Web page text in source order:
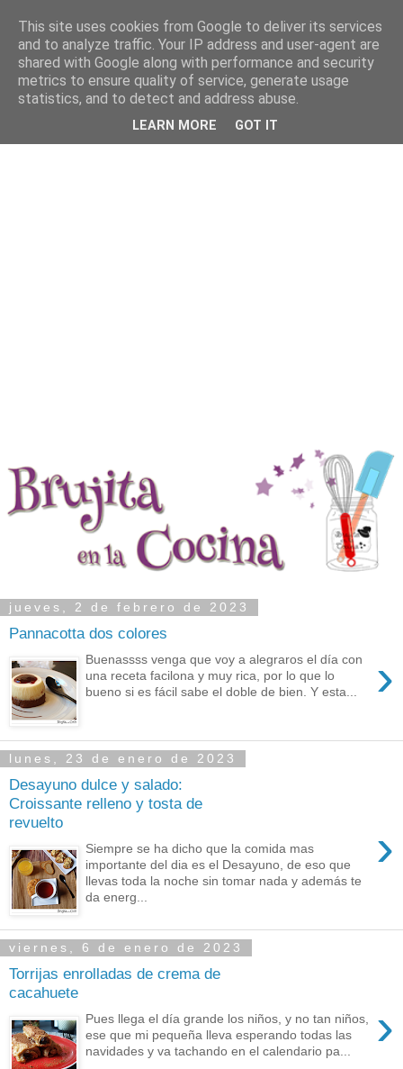
jueves, 2 de febrero de 2023
Pannacotta dos colores
›
Buenassss venga que voy a alegraros el día con
una receta facilona y muy rica, por lo que lo
bueno si es fácil sabe el doble de bien. Y esta...
lunes, 23 de enero de 2023
Desayuno dulce y salado:
Croissante relleno y tosta de
revuelto
›
Siempre se ha dicho que la comida mas
importante del dia es el Desayuno, de eso que
llevas toda la noche sin tomar nada y además te
da energ...
viernes, 6 de enero de 2023
Torrijas enrolladas de crema de
cacahuete
›
Pues llega el día grande los niños, y no tan niños,
ese que mi pequeña lleva esperando todas las
navidades y va tachando en el calendario pa...
This site uses cookies from Google to deliver its services
and to analyze traffic. Your IP address and user-agent are
shared with Google along with performance and security
metrics to ensure quality of service, generate usage
statistics, and to detect and address abuse.
LEARN MORE GOT IT